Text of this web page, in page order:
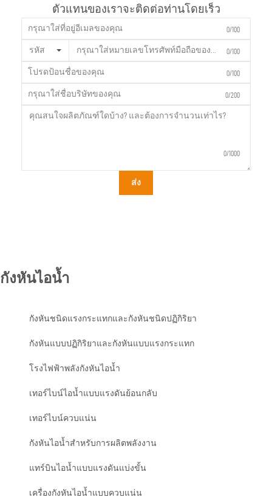
ตัวแทนของเราจะติดต่อท่านโดยเร็ว
0/100
รหัส 0/100
0/100
0/200
0/1000
ส่ง
กังหันไอน้ำ
กังหันชนิดแรงกระแทกและกังหันชนิดปฏิกิริยา
กังหันแบบปฏิกิริยาและกังหันแบบแรงกระแทก
โรงไฟฟ้าพลังกังหันไอน้ำ
เทอร์ไบน์ไอน้ำแบบแรงดันย้อนกลับ
เทอร์ไบน์ควบแน่น
กังหันไอน้ำสำหรับการผลิตพลังงาน
แทร์บินไอน้ำแบบแรงดันแบ่งขั้น
เครื่องกังหันไอน้ำแบบควบแน่น